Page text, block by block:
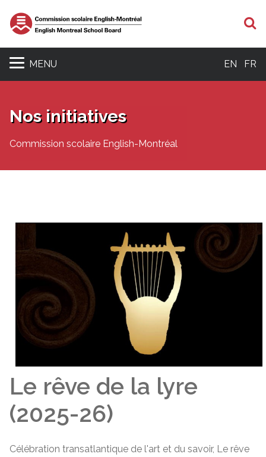
MENU EN FR
Nos initiatives
Commission scolaire English-Montréal
Le rêve de la lyre
(2025-26)
Célébration transatlantique de l'art et du savoir, Le rêve